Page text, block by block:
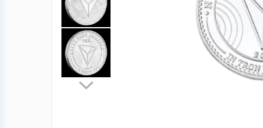
Accesorii pentru cap si par
Accesorii vestimentare